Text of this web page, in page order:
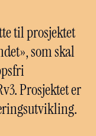
til prosjektet
som skal
Prosjektet er